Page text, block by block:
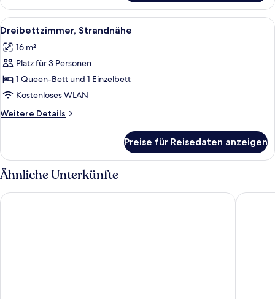
Suite,
2 Schlafzimmer
Alle
Fotos
für
Dreibettzimmer,
Strandnähe
anzeigen
Ein modernes Schlafzimmer mit Bett,
1
Dreibettzimmer, Strandnähe
16 m²
Platz für 3 Personen
1 Queen-Bett und 1 Einzelbett
Kostenloses WLAN
Weitere Details
Weitere
Strandnähe
Preise für Reisedaten anzeigen
Ähnliche Unterkünfte
Hotel Angelo Hotel